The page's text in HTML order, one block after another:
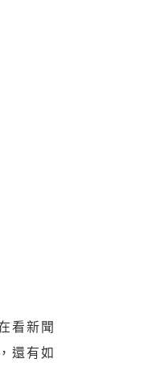
看新聞
還有如